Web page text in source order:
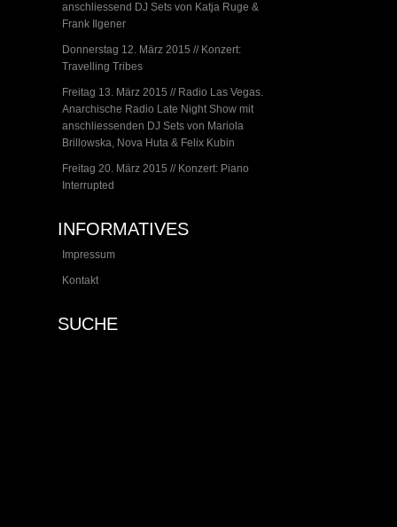
anschliessend DJ Sets von Katja Ruge &
Frank Ilgener
Donnerstag 12. März 2015 // Konzert:
Travelling Tribes
Freitag 13. März 2015 // Radio Las Vegas.
Anarchische Radio Late Night Show mit
anschliessenden DJ Sets von Mariola
Brillowska, Nova Huta & Felix Kubin
Freitag 20. März 2015 // Konzert: Piano
Interrupted
INFORMATIVES
Impressum
Kontakt
SUCHE